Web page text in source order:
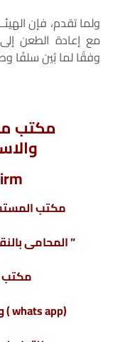
ولما تقدم، فإن
مع إعادة الطعن
وفقًا لما بُين سلفًا
مكتب
مكتب
” المحامى
مكتب
(whats app ) واتس أب : 201220615243+